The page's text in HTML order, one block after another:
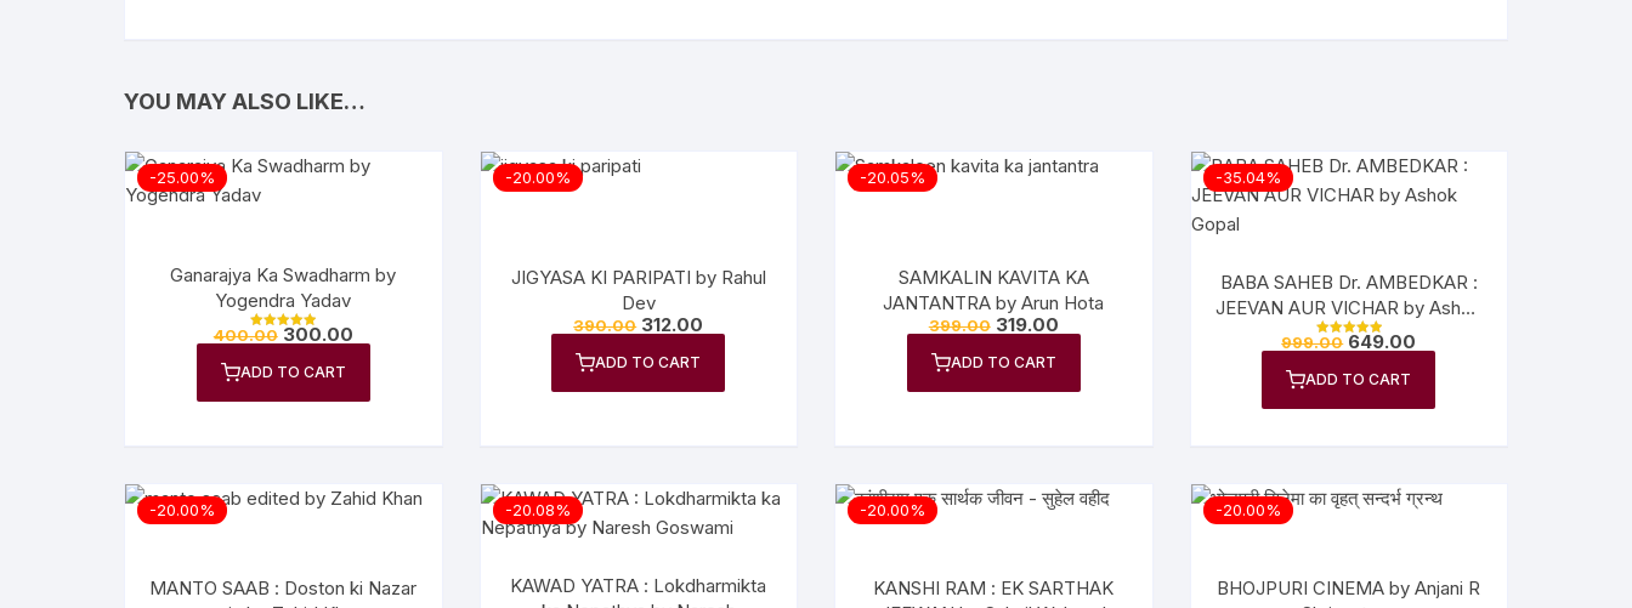
YOU MAY ALSO LIKE…
-25.00%
Ganarajya Ka Swadharm by
Yogendra Yadav
Rated
400.00 300.00
ADD TO CART
-20.00%
JIGYASA KI PARIPATI by Rahul
Dev
390.00 312.00
ADD TO CART
-20.05%
SAMKALIN KAVITA KA
JANTANTRA by Arun Hota
399.00 319.00
ADD TO CART
-35.04%
BABA SAHEB Dr. AMBEDKAR :
JEEVAN AUR VICHAR by Ashok
Gopal
Rated
999.00 649.00
ADD TO CART
-20.00%
MANTO SAAB : Doston ki Nazar
-20.08%
KAWAD YATRA : Lokdharmikta
-20.00%
KANSHI RAM : EK SARTHAK
-20.00%
BHOJPURI CINEMA by Anjani R